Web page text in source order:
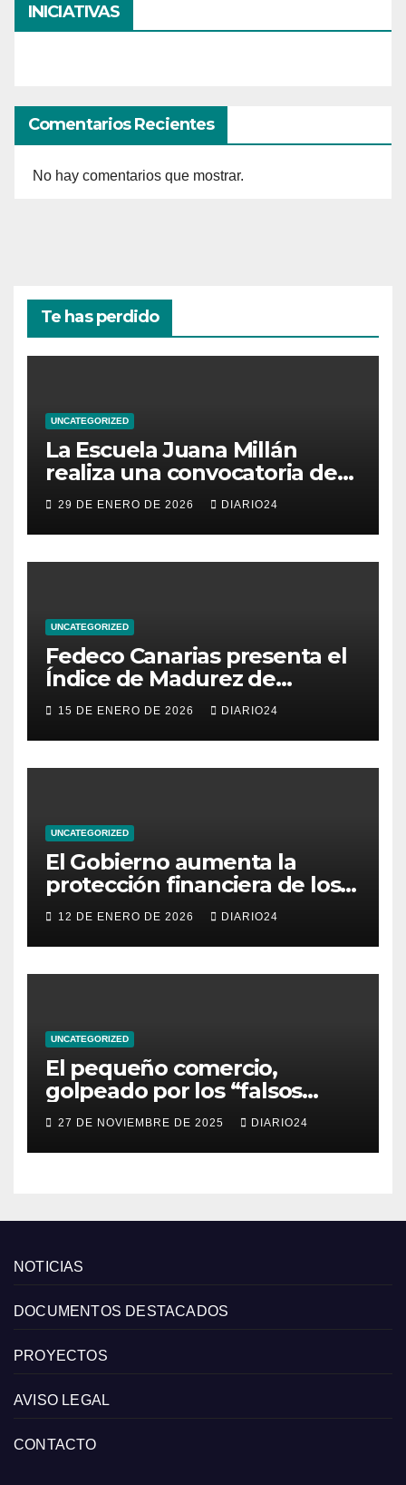
INICIATIVAS
Comentarios Recientes
No hay comentarios que mostrar.
Te has perdido
UNCATEGORIZED
La Escuela Juana Millán
realiza una convocatoria de
becas para mujeres
emprendedoras andaluzas
29 DE ENERO DE 2026 DIARIO24
UNCATEGORIZED
Fedeco Canarias presenta el
Índice de Madurez de
Comercio de Canarias: una
radiografía del estado del
pequeño y mediano
comercio del archipiélago
15 DE ENERO DE 2026 DIARIO24
UNCATEGORIZED
El Gobierno aumenta la
protección financiera de los
consumidores con límites a
los intereses del crédito al
consumo para evitar el
sobreendeudamiento
12 DE ENERO DE 2026 DIARIO24
UNCATEGORIZED
El pequeño comercio,
golpeado por los “falsos
descuentos” del Black Friday
de las grandes cadenas
27 DE NOVIEMBRE DE 2025 DIARIO24
NOTICIAS
DOCUMENTOS DESTACADOS
PROYECTOS
AVISO LEGAL
CONTACTO